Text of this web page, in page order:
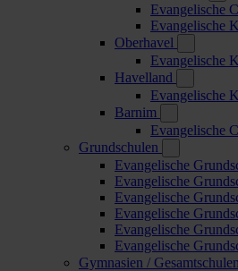
Evangelische
Evangelische
Oberhavel
Evangelische
Havelland
Evangelische
Barnim
Evangelische
Grundschulen
Evangelische
Evangelische
Evangelische
Evangelische
Evangelische
Evangelische
Gymnasien / Gesamtschulen